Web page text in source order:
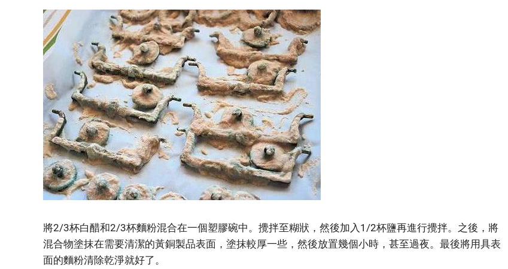
將2/3杯白醋和2/3杯麵粉混合在一個塑膠碗中。攪拌至糊狀，然後加入1/2杯鹽再進行攪拌。之後，將
混合物塗抹在需要清潔的黃銅製品表面，塗抹較厚一些，然後放置幾個小時，甚至過夜。最後將用具表
面的麵粉清除乾淨就好了。